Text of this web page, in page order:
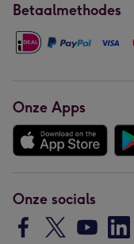
Betaalmethodes
Onze Apps
Onze socials